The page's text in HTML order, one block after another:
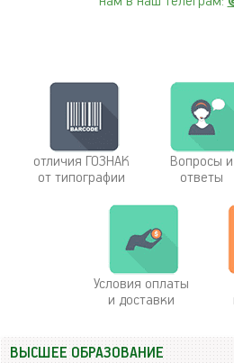
отличия ГОЗНАК
от типографии
Вопросы и
ответы
Условия оплаты
и доставки
ВЫСШЕЕ ОБРАЗОВАНИЕ